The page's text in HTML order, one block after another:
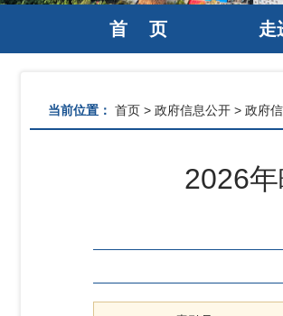
首 页 走
当前位置： 首页 > 政府信息公开 > 政府
2026